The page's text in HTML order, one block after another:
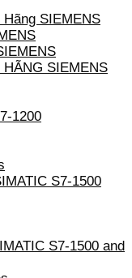
SIEMENS
SIEMENS
1200
S7-1500
S7-1500 and